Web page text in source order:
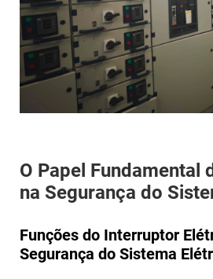
O Papel Fundamental
na Segurança do
Funções do Interruptor
Segurança do Sistema